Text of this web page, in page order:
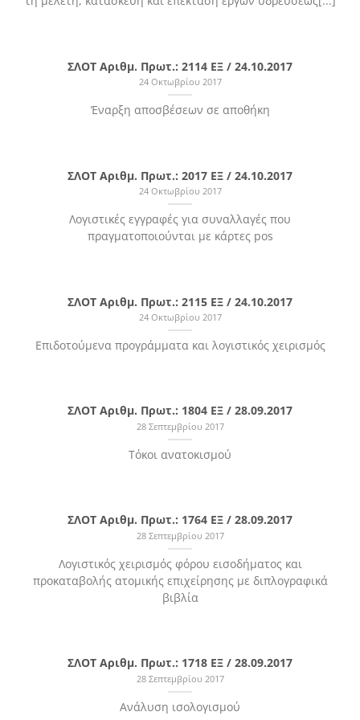
ΣΛΟΤ Αριθμ. Πρωτ.: 2114 ΕΞ / 24.10.2017
24 Οκτωβρίου 2017
Έναρξη αποσβέσεων σε αποθήκη
ΣΛΟΤ Αριθμ. Πρωτ.: 2017 ΕΞ / 24.10.2017
24 Οκτωβρίου 2017
Λογιστικές εγγραφές για συναλλαγές που
πραγματοποιούνται με κάρτες pos
ΣΛΟΤ Αριθμ. Πρωτ.: 2115 ΕΞ / 24.10.2017
24 Οκτωβρίου 2017
Επιδοτούμενα προγράμματα και λογιστικός χειρισμός
ΣΛΟΤ Αριθμ. Πρωτ.: 1804 ΕΞ / 28.09.2017
28 Σεπτεμβρίου 2017
Τόκοι ανατοκισμού
ΣΛΟΤ Αριθμ. Πρωτ.: 1764 ΕΞ / 28.09.2017
28 Σεπτεμβρίου 2017
Λογιστικός χειρισμός φόρου εισοδήματος και
προκαταβολής ατομικής επιχείρησης με διπλογραφικά
βιβλία
ΣΛΟΤ Αριθμ. Πρωτ.: 1718 ΕΞ / 28.09.2017
28 Σεπτεμβρίου 2017
Ανάλυση ισολογισμού